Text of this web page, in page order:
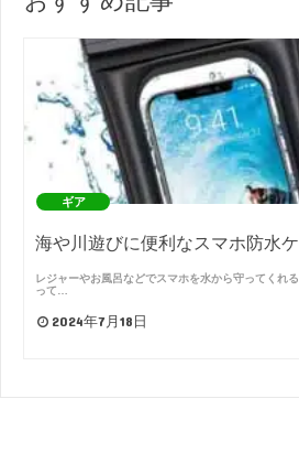
ギア
海や川遊びに便利なスマホ防水
レジャーやお風呂などでスマホを水から守ってくれ
って…
2024年7月18日